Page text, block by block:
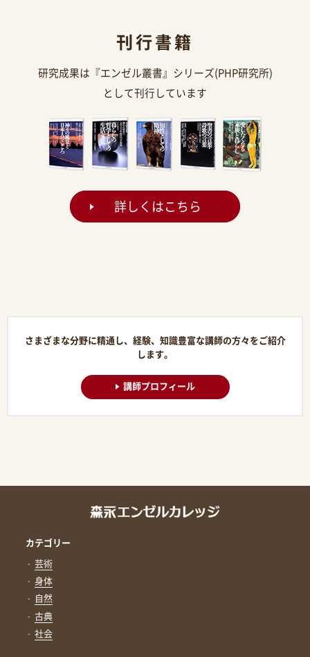
刊行書籍
研究成果は『エンゼル叢書』シリーズ(PHP研究所)
として刊行しています
詳しくはこちら
さまざまな分野に精通し、経験、知識豊富な講師の方々をご紹介
します。
講師プロフィール
カテゴリー
芸術
身体
自然
古典
社会